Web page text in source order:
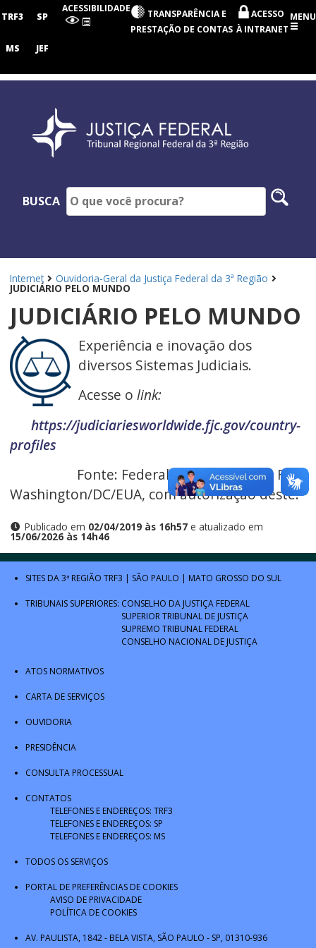
Regional
3ª
TRF3 SP
MS JEF
ACESSIBILIDADE
TRANSPARÊNCIA E
PRESTAÇÃO DE CONTAS
ACESSO
À INTRANET
MENU
BUSCA
Internet Ouvidoria-Geral da Justiça Federal da 3ª Região
JUDICIÁRIO PELO MUNDO
JUDICIÁRIO PELO MUNDO
Experiência e inovação dos
diversos Sistemas Judiciais.
Acesse o link:
https://judiciariesworldwide.fjc.gov/country-
profiles
Fonte: Federal Judicial Center - FJC,
Washington/DC/EUA, com autorização deste.
Publicado em 02/04/2019 às 16h57e atualizado em
15/06/2026 às 14h46
SITES DA 3ª REGIÃO TRF3 | SÃO PAULO | MATO GROSSO DO SUL
TRIBUNAIS SUPERIORES: CONSELHO DA JUSTIÇA FEDERAL
SUPERIOR TRIBUNAL DE JUSTIÇA
SUPREMO TRIBUNAL FEDERAL
CONSELHO NACIONAL DE JUSTIÇA
ATOS NORMATIVOS
CARTA DE SERVIÇOS
OUVIDORIA
PRESIDÊNCIA
CONSULTA PROCESSUAL
CONTATOS
TELEFONES E ENDEREÇOS: TRF3
TELEFONES E ENDEREÇOS: SP
TELEFONES E ENDEREÇOS: MS
TODOS OS SERVIÇOS
PORTAL DE PREFERÊNCIAS DE COOKIES
AVISO DE PRIVACIDADE
POLÍTICA DE COOKIES
AV. PAULISTA, 1842 - BELA VISTA, SÃO PAULO - SP, 01310-936